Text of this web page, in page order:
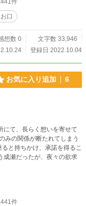
んだ後「……なあ」「キス
件
お口
想数 0
文字数 33,946
登録日 2022.10.04
お気に入り追加 6
て、長らく想いを寄せて
の関係が断たれてしまう
と持ちかけ、承諾を得るこ
瀬だったが、夜々の欲求
件